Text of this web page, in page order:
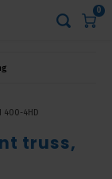
0
400-4HD
truss,